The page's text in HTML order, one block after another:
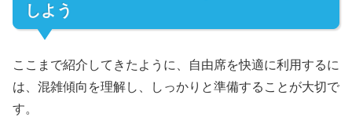
しよう
ここまで紹介してきたように、自由席を快適に利用するに
は、混雑傾向を理解し、しっかりと準備することが大切で
す。